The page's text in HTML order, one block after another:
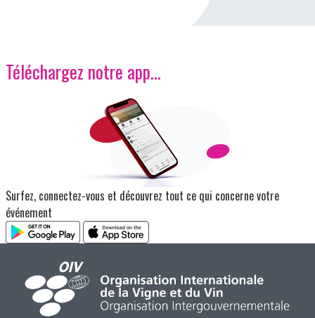
Téléchargez notre app…
Surfez, connectez-vous et découvrez tout ce qui concerne votre
événement